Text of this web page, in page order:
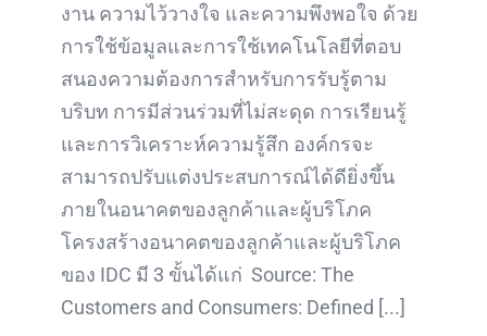
งาน ความไว้วางใจ และความพึงพอใจ ด้วย
การใช้ข้อมูลและการใช้เทคโนโลยีที่ตอบ
สนองความต้องการสำหรับการรับรู้ตาม
บริบท การมีส่วนร่วมที่ไม่สะดุด การเรียนรู้
และการวิเคราะห์ความรู้สึก องค์กรจะ
สามารถปรับแต่งประสบการณ์ได้ดียิ่งขึ้น
ภายในอนาคตของลูกค้าและผู้บริโภค
โครงสร้างอนาคตของลูกค้าและผู้บริโภค
ของ IDC มี 3 ขั้นได้แก่ Source: The
Customers and Consumers: Defined [...]